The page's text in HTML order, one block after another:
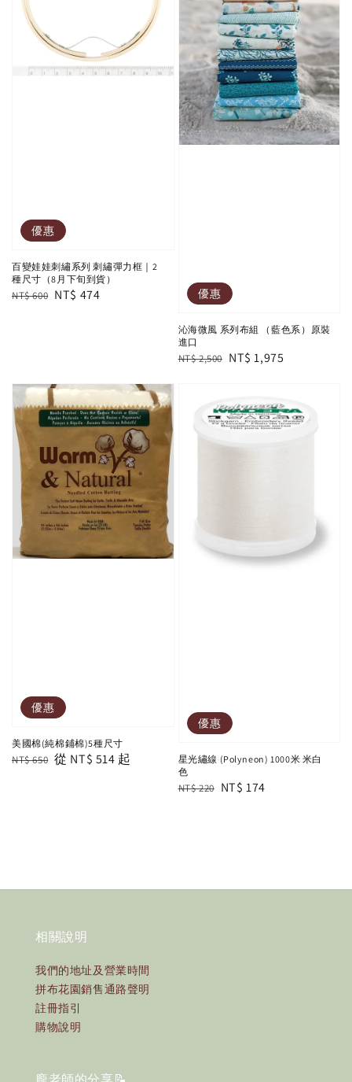
優惠
百變娃娃刺繡系列 刺繡彈力框｜2
種尺寸（8月下旬到貨）
Regular
NT$ 600 Sale
NT$ 474 優惠
沁海微風 系列布組 （藍色系）原裝
進口
Regular
NT$ 2,500 Sale
NT$ 1,975
優惠
美國棉(純棉鋪棉)5種尺寸
Regular
NT$ 650 Sale
從 NT$ 514 起
優惠
星光繡線 (Polyneon) 1000米 米白
色
Regular
NT$ 220 Sale
NT$ 174
相關說明
我們的地址及營業時間
拼布花園銷售通路聲明
註冊指引
購物說明